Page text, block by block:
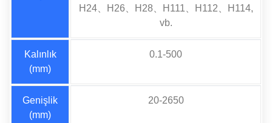
H24、H26、H28、H111、H112、H114,
vb.
Kalınlık
(mm)
0.1-500
Genişlik
(mm)
20-2650